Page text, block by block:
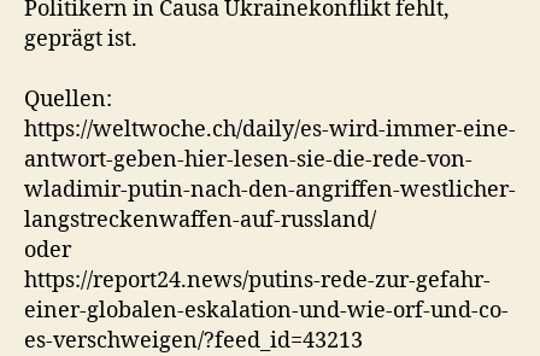
Politikern in Causa Ukrainekonflikt fehlt,
geprägt ist.
Quellen:
https://weltwoche.ch/daily/es-wird-immer-eine-
antwort-geben-hier-lesen-sie-die-rede-von-
wladimir-putin-nach-den-angriffen-westlicher-
langstreckenwaffen-auf-russland/
oder
https://report24.news/putins-rede-zur-gefahr-
einer-globalen-eskalation-und-wie-orf-und-co-
es-verschweigen/?feed_id=43213